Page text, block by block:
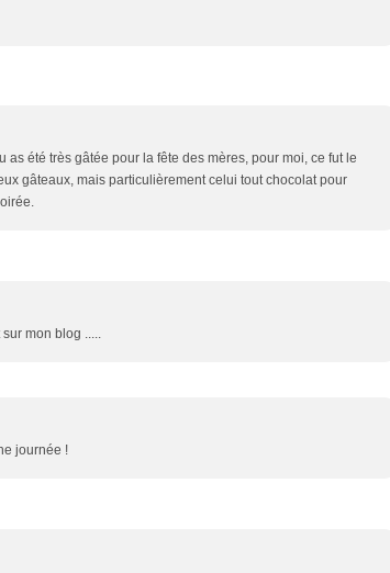
as été très gâtée pour la fête des mères, pour moi, ce fut le
gâteaux, mais particulièrement celui tout chocolat pour
mon blog .....
journée !